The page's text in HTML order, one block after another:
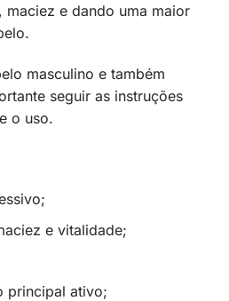
maciez e dando uma maior
masculino e também
seguir as instruções
o uso.
e vitalidade;
principal ativo;